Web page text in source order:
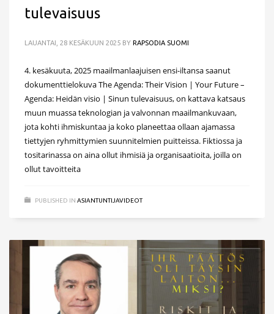
tulevaisuus
LAUANTAI, 28 KESÄKUUN 2025 BY RAPSODIA SUOMI
4. kesäkuuta, 2025 maailmanlaajuisen ensi-iltansa saanut
dokumenttielokuva The Agenda: Their Vision | Your Future –
Agenda: Heidän visio | Sinun tulevaisuus, on kattava katsaus
muun muassa teknologian ja valvonnan maailmankuvaan,
jota kohti ihmiskuntaa ja koko planeettaa ollaan ajamassa
tiettyjen ryhmittymien suunnitelmien puitteissa. Fiktiossa ja
tositarinassa on aina ollut ihmisiä ja organisaatioita, joilla on
ollut tavoitteita
PUBLISHED IN ASIANTUNTIJAVIDEOT